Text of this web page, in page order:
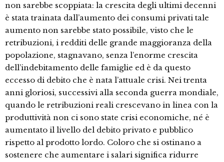
non sarebbe scoppiata: la crescita degli ultimi decenni
è stata trainata dall’aumento dei consumi privati tale
aumento non sarebbe stato possibile, visto che le
retribuzioni, i redditi delle grande maggioranza della
popolazione, stagnavano, senza l’enorme crescita
dell’indebitamento delle famiglie ed è da questo
eccesso di debito che è nata l’attuale crisi. Nei trenta
anni gloriosi, successivi alla seconda guerra mondiale,
quando le retribuzioni reali crescevano in linea con la
produttività non ci sono state crisi economiche, né è
aumentato il livello del debito privato e pubblico
rispetto al prodotto lordo. Coloro che si ostinano a
sostenere che aumentare i salari significa ridurre